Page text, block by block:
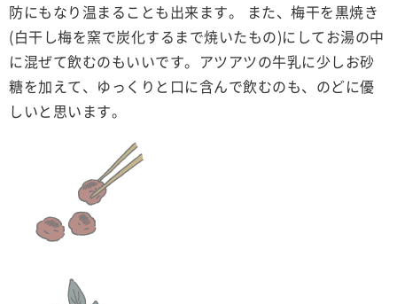
防にもなり温まることも出来ます。 また、梅干を黒焼き
(白干し梅を窯で炭化するまで焼いたもの)にしてお湯の中
に混ぜて飲むのもいいです。アツアツの牛乳に少しお砂
糖を加えて、ゆっくりと口に含んで飲むのも、のどに優
しいと思います。